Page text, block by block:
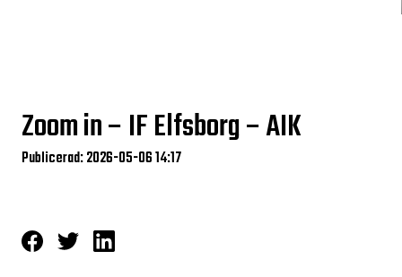
Zoom in – IF Elfsborg – AIK
Publicerad: 2026-05-06 14:17